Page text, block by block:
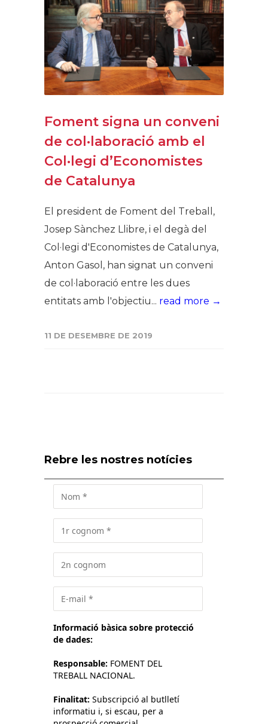
Foment signa un conveni
de col·laboració amb el
Col·legi d’Economistes
de Catalunya
El president de Foment del Treball,
Josep Sànchez Llibre, i el degà del
Col·legi d'Economistes de Catalunya,
Anton Gasol, han signat un conveni
de col·laboració entre les dues
entitats amb l'objectiu... read more →
11 DE DESEMBRE DE 2019
Rebre les nostres notícies
Informació bàsica sobre protecció
de dades:
Responsable: FOMENT DEL
TREBALL NACIONAL.
Finalitat: Subscripció al butlletí
informatiu i, si escau, per a